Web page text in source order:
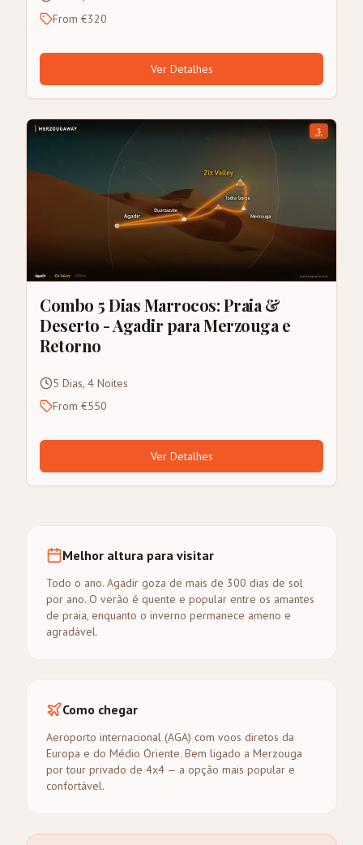
From €320
Ver Detalhes
Combo 5 Dias Marrocos: Praia &
Deserto - Agadir para Merzouga e
Retorno
5 Dias, 4 Noites
From €550
Ver Detalhes
Melhor altura para visitar
Todo o ano. Agadir goza de mais de 300 dias de sol
por ano. O verão é quente e popular entre os amantes
de praia, enquanto o inverno permanece ameno e
agradável.
Como chegar
Aeroporto internacional (AGA) com voos diretos da
Europa e do Médio Oriente. Bem ligado a Merzouga
por tour privado de 4x4 — a opção mais popular e
confortável.